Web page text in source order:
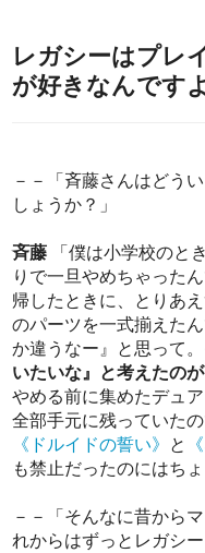
レガシーはプレ
が好きなんですよ
－－「斉藤さんはどう
しょうか？」
斉藤
「僕は小学校のと
りで一旦やめちゃった
帰したときに、とりあ
のパーツを一式揃えた
か違うなー』と思って
いたいな』と考えたの
やめる前に集めたデュ
全部手元に残っていた
《ドルイドの誓い》 と
も禁止だったのにはち
－－「そんなに昔から
れからはずっとレガシー